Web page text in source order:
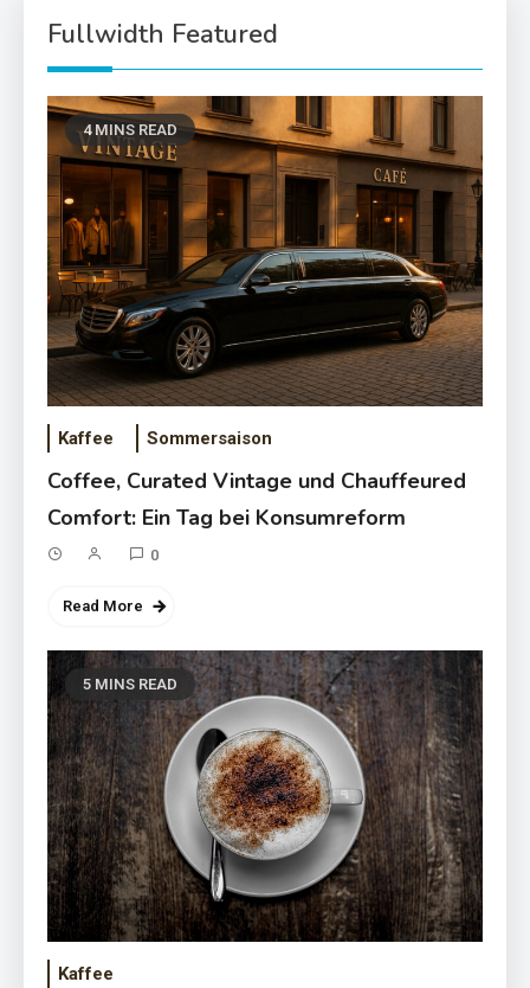
Fullwidth Featured
4 MINS READ
Kaffee Sommersaison
Coffee, Curated Vintage und Chauffeured
Comfort: Ein Tag bei Konsumreform
0
Read More
5 MINS READ
Kaffee